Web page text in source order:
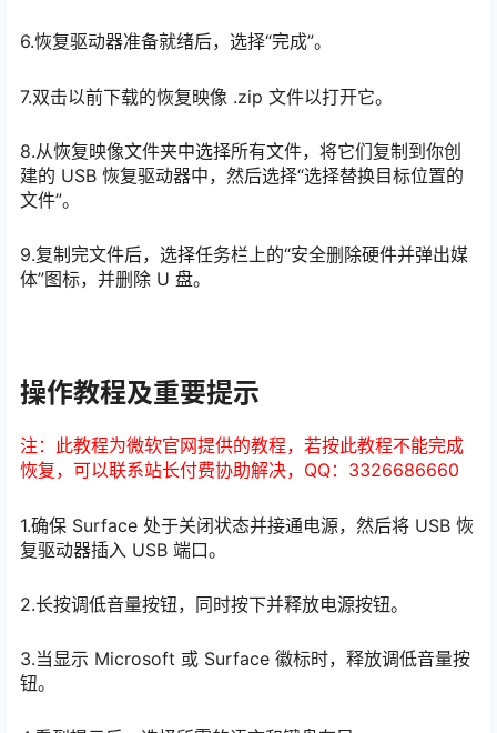
6.恢复驱动器准备就绪后，选择“完成”。
7.双击以前下载的恢复映像 .zip 文件以打开它。
8.从恢复映像文件夹中选择所有文件，将它们复制到你创
建的 USB 恢复驱动器中，然后选择“选择替换目标位置的
文件”。
9.复制完文件后，选择任务栏上的“安全删除硬件并弹出媒
体”图标，并删除 U 盘。
操作教程及重要提示
注：此教程为微软官网提供的教程，若按此教程不能完成
恢复，可以联系站长付费协助解决，QQ：3326686660
1.确保 Surface 处于关闭状态并接通电源，然后将 USB 恢
复驱动器插入 USB 端口。
2.长按调低音量按钮，同时按下并释放电源按钮。
3.当显示 Microsoft 或 Surface 徽标时，释放调低音量按
钮。